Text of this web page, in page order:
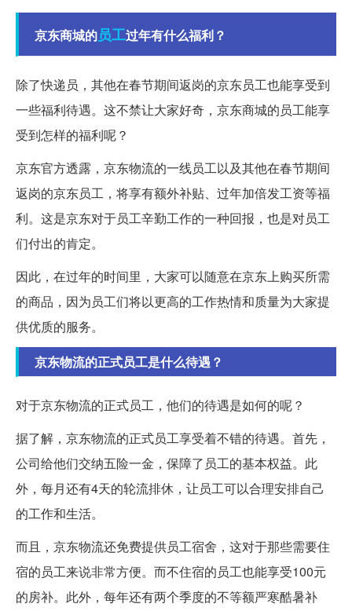
京东商城的员工过年有什么福利？
除了快递员，其他在春节期间返岗的京东员工也能享受到
一些福利待遇。这不禁让大家好奇，京东商城的员工能享
受到怎样的福利呢？
京东官方透露，京东物流的一线员工以及其他在春节期间
返岗的京东员工，将享有额外补贴、过年加倍发工资等福
利。这是京东对于员工辛勤工作的一种回报，也是对员工
们付出的肯定。
因此，在过年的时间里，大家可以随意在京东上购买所需
的商品，因为员工们将以更高的工作热情和质量为大家提
供优质的服务。
京东物流的正式员工是什么待遇？
对于京东物流的正式员工，他们的待遇是如何的呢？
据了解，京东物流的正式员工享受着不错的待遇。首先，
公司给他们交纳五险一金，保障了员工的基本权益。此
外，每月还有4天的轮流排休，让员工可以合理安排自己
的工作和生活。
而且，京东物流还免费提供员工宿舍，这对于那些需要住
宿的员工来说非常方便。而不住宿的员工也能享受100元
的房补。此外，每年还有两个季度的不等额严寒酷暑补